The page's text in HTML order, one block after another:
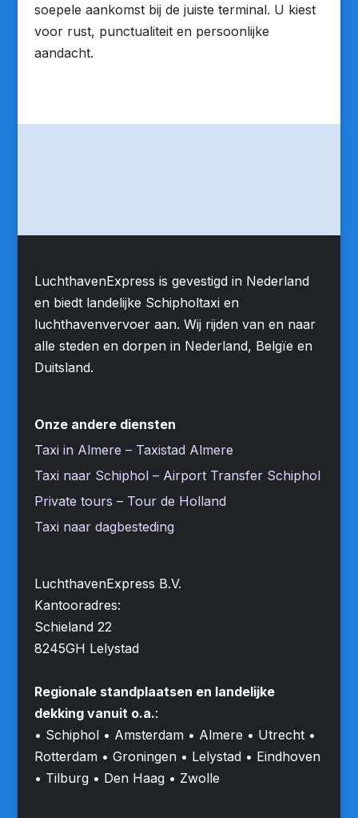
soepele aankomst bij de juiste terminal. U kiest
voor rust, punctualiteit en persoonlijke
aandacht.
LuchthavenExpress is gevestigd in Nederland
en biedt landelijke Schipholtaxi en
luchthavenvervoer aan. Wij rijden van en naar
alle steden en dorpen in Nederland, Belgïe en
Duitsland.
Onze andere diensten
Taxi in Almere – Taxistad Almere
Taxi naar Schiphol – Airport Transfer Schiphol
Private tours – Tour de Holland
Taxi naar dagbesteding
LuchthavenExpress B.V.
Kantooradres:
Schieland 22
8245GH Lelystad
Regionale standplaatsen en landelijke
dekking vanuit o.a.:
• Schiphol • Amsterdam • Almere • Utrecht •
Rotterdam • Groningen • Lelystad • Eindhoven
• Tilburg • Den Haag • Zwolle